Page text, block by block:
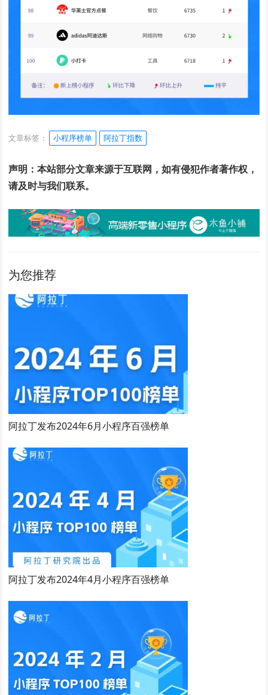
文章标签： 小程序榜单 阿拉丁指数
声明：本站部分文章来源于互联网，如有侵犯作者著作权，
请及时与我们联系。
为您推荐
阿拉丁发布2024年6月小程序百强榜单
阿拉丁发布2024年4月小程序百强榜单